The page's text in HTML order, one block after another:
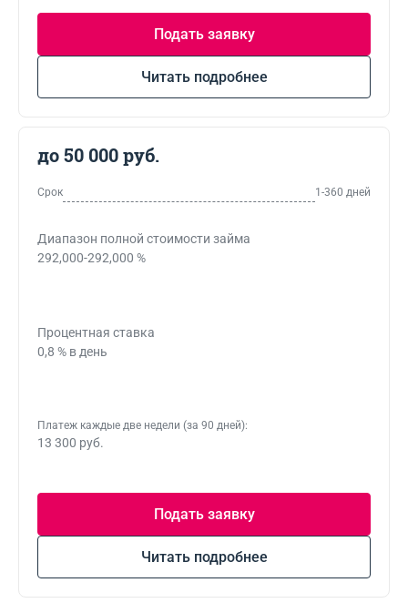
Подать заявку
Читать подробнее
до 50 000 руб.
Срок 1-360 дней
Диапазон полной стоимости займа
292,000-292,000 %
Процентная ставка
0,8 % в день
Платеж каждые две недели (за 90 дней):
13 300 руб.
Подать заявку
Читать подробнее